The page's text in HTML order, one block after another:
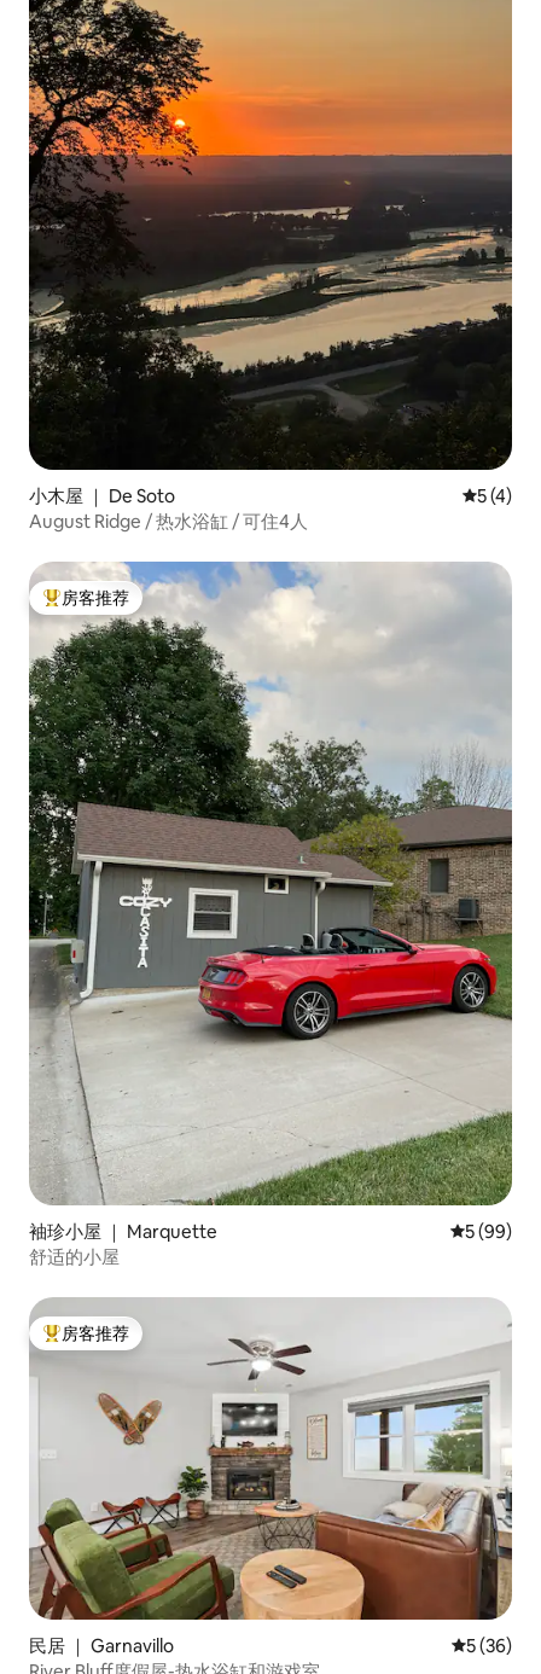
小木屋 ｜ De Soto 平均评分
5 (4)
August Ridge / 热水浴缸 / 可住4人
热门「房客推荐」
房客推荐
袖珍小屋 ｜ Marquette 平均评分
5 (99)
舒适的小屋
热门「房客推荐」
房客推荐
民居 ｜ Garnavillo 平均评分
5 (36)